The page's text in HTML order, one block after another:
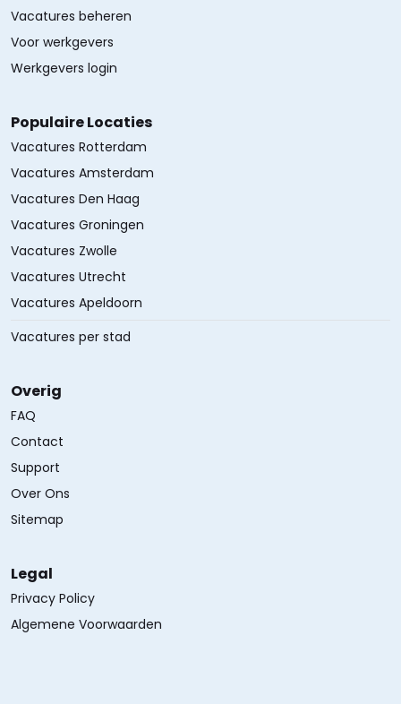
Vacatures beheren
Voor werkgevers
Werkgevers login
Populaire Locaties
Vacatures Rotterdam
Vacatures Amsterdam
Vacatures Den Haag
Vacatures Groningen
Vacatures Zwolle
Vacatures Utrecht
Vacatures Apeldoorn
Vacatures per stad
Overig
FAQ
Contact
Support
Over Ons
Sitemap
Legal
Privacy Policy
Algemene Voorwaarden